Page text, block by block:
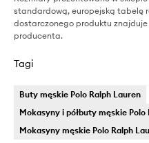
standardową, europejską tabelę
dostarczonego produktu
producenta.
Tagi
Buty męskie Polo Ralph Lauren
Mokasyny i półbuty męskie Polo
Mokasyny męskie Polo Ralph